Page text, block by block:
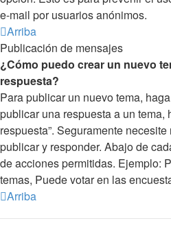
e-mail por usuarios anónimos.
Arriba
Publicación de mensajes
¿Cómo puedo crear un nuevo
respuesta?
Para publicar un nuevo tema,
publicar una respuesta a un tema,
respuesta”. Seguramente
publicar y responder. Abajo de
de acciones permitidas. Ejemplo:
temas, Puede votar en las
Arriba